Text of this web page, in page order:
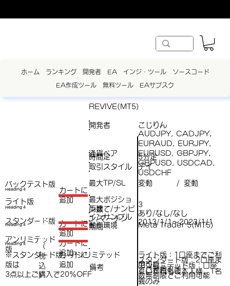
ホーム ランキング 開発者 EA インジ・ツール ソースコード
EA作成ツール 無料ツール EAサブスク
バックテスト版
スタンダード版
アンリミテッド
版
REVIVE(MT5)
開発者 こじりん
最大ポジショ
ン数
3
Heading 4
​カートに
追加
税
込
）
Heading 4
​カートに
追加
Heading 4
税
込
）
​カートに
追加
Heading 4
（
税
込
）
​カートに
追加
ライト版
AUDJPY, CADJPY,
EURAUD, EURJPY,
EURUSD, GBPJPY,
GBPUSD, USDCAD,
USDCHF
通貨ペア
取引スタイル
デイ
最大TP/SL 変動 / 変動
両建て/ナンピ
ン/マーチン
あり/なし/なし
インサンプル
期間
2013/1/1～2023/1/1
動作環境 Meta Trader 5(MT5)
時間足 5分足
備考
ライト版：1口座までご利
用可能
スタンダード版：2口座ま
でご利用可能
アンリミテッド版：口座
数無制限でご利用可能
※いずれもご本人様、1名
義のみ
※スタンダード版、アンリミテッド
版は
3点以上ご購入で​20％OFF